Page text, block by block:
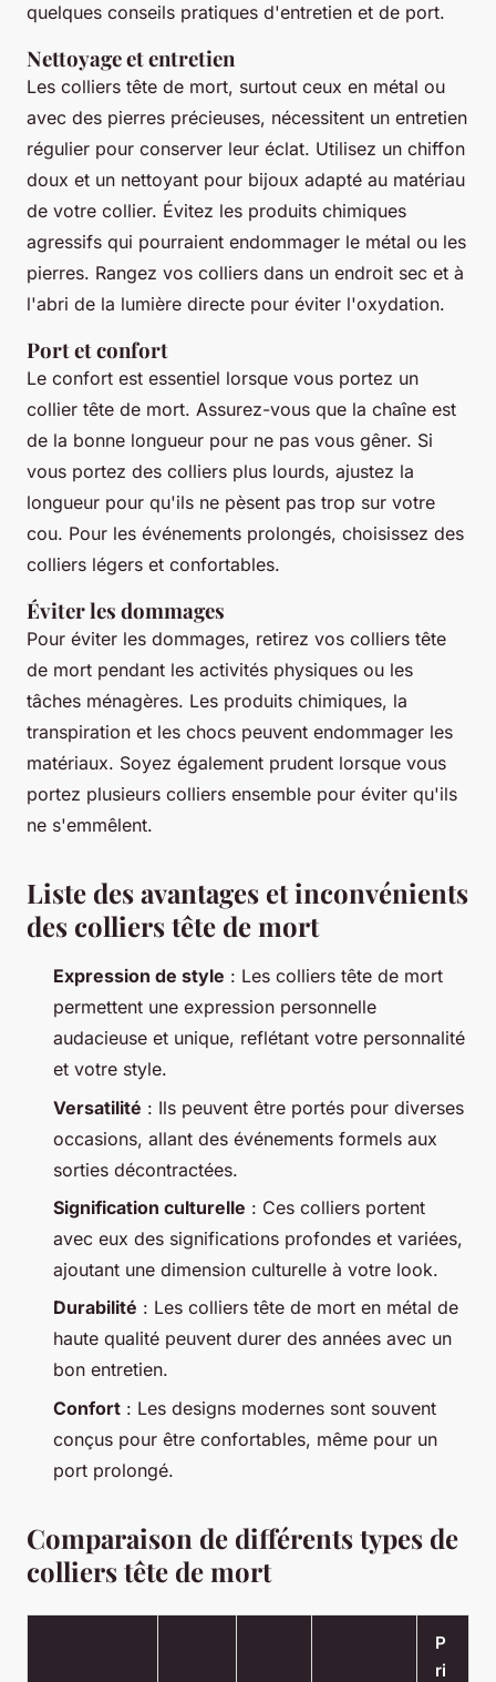
quelques conseils pratiques d'entretien et de port.
Nettoyage et entretien
Les colliers tête de mort, surtout ceux en métal ou
avec des pierres précieuses, nécessitent un entretien
régulier pour conserver leur éclat. Utilisez un chiffon
doux et un nettoyant pour bijoux adapté au matériau
de votre collier. Évitez les produits chimiques
agressifs qui pourraient endommager le métal ou les
pierres. Rangez vos colliers dans un endroit sec et à
l'abri de la lumière directe pour éviter l'oxydation.
Port et confort
Le confort est essentiel lorsque vous portez un
collier tête de mort. Assurez-vous que la chaîne est
de la bonne longueur pour ne pas vous gêner. Si
vous portez des colliers plus lourds, ajustez la
longueur pour qu'ils ne pèsent pas trop sur votre
cou. Pour les événements prolongés, choisissez des
colliers légers et confortables.
Éviter les dommages
Pour éviter les dommages, retirez vos colliers tête
de mort pendant les activités physiques ou les
tâches ménagères. Les produits chimiques, la
transpiration et les chocs peuvent endommager les
matériaux. Soyez également prudent lorsque vous
portez plusieurs colliers ensemble pour éviter qu'ils
ne s'emmêlent.
Liste des avantages et inconvénients
des colliers tête de mort
Expression de style : Les colliers tête de mort
permettent une expression personnelle
audacieuse et unique, reflétant votre personnalité
et votre style.
Versatilité : Ils peuvent être portés pour diverses
occasions, allant des événements formels aux
sorties décontractées.
Signification culturelle : Ces colliers portent
avec eux des significations profondes et variées,
ajoutant une dimension culturelle à votre look.
Durabilité : Les colliers tête de mort en métal de
haute qualité peuvent durer des années avec un
bon entretien.
Confort : Les designs modernes sont souvent
conçus pour être confortables, même pour un
port prolongé.
Comparaison de différents types de
colliers tête de mort
P
ri